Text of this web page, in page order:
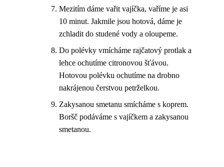
Mezitím dáme vařit vajíčka, vaříme je asi
10 minut. Jakmile jsou hotová, dáme je
zchladit do studené vody a oloupeme.
Do polévky vmícháme rajčatový protlak a
lehce ochutíme citronovou šťávou.
Hotovou polévku ochutíme na drobno
nakrájenou čerstvou petrželkou.
Zakysanou smetanu smícháme s koprem.
Boršč podáváme s vajíčkem a zakysanou
smetanou.